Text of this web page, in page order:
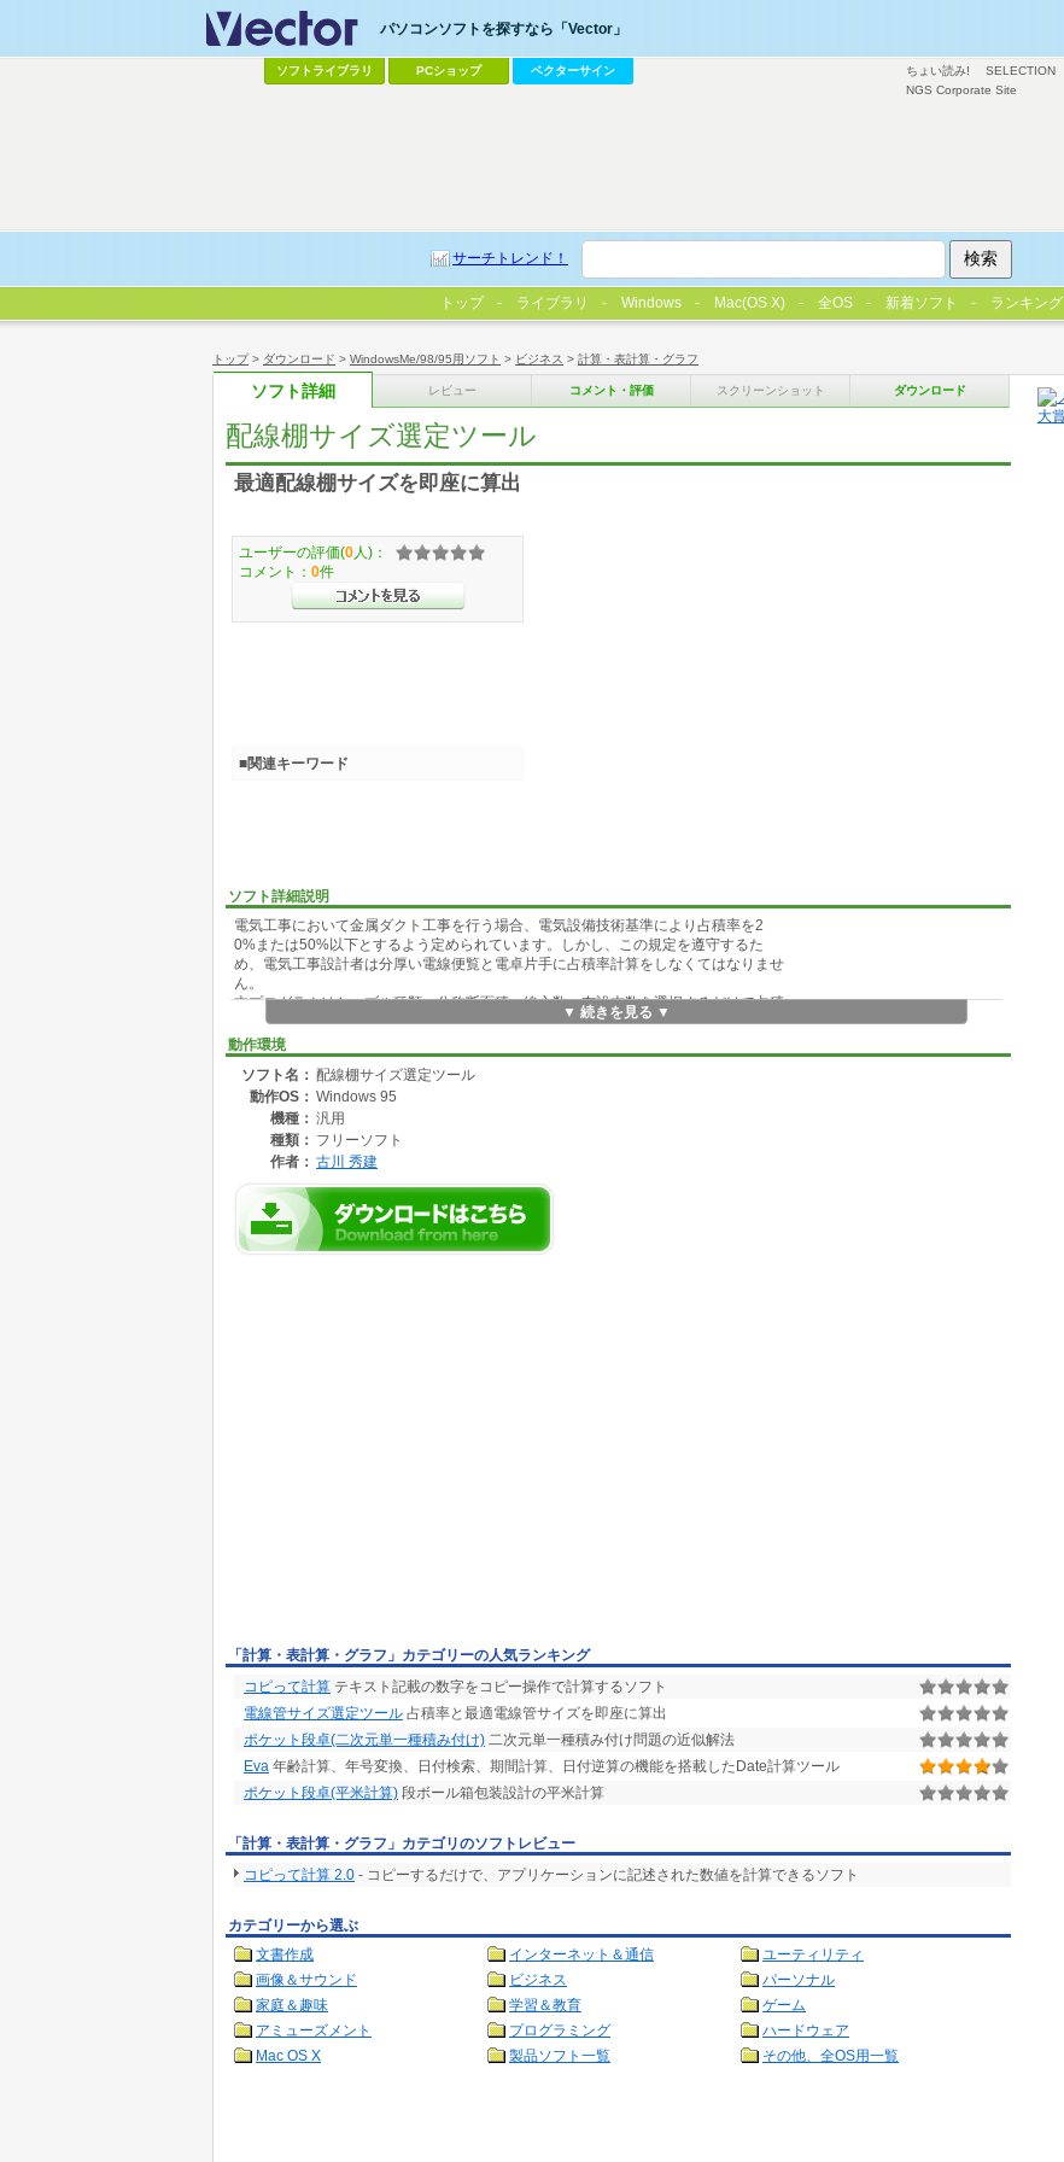
トップ> ダウンロード > WindowsMe/98/95用ソフト > ビジネス > 計算・表計算・グラフ
ソフト詳細 レビュー コメント・評価 スクリーンショット ダウンロード
配線棚サイズ選定ツール
最適配線棚サイズを即座に算出
ソフト詳細説明
電気工事において金属ダクト工事を行う場合、電気設備技術基準により占積率を2
0%または50%以下とするよう定められています。しかし、この規定を遵守するた
め、電気工事設計者は分厚い電線便覧と電卓片手に占積率計算をしなくてはなりませ
ん。
本プログラムはケーブル種類、公称断面積、線心数、布設本数を選択するだけで占積
率ごとの最適配線棚サイズを即座に算出するものです。
▼ 続きを見る ▼
動作環境
ソフト名： 配線棚サイズ選定ツール
動作OS： Windows 95
機種： 汎用
種類： フリーソフト
作者： 古川 秀建
ユーザーの評価(0 人)：
コメント： 0件
■関連キーワード
「計算・表計算・グラフ」カテゴリーの人気ランキング
コピって計算 テキスト記載の数字をコピー操作で計算するソフト
電線管サイズ選定ツール 占積率と最適電線管サイズを即座に算出
ポケット段卓(二次元単一種積み付け) 二次元単一種積み付け問題の近似解法
Eva 年齢計算、年号変換、日付検索、期間計算、日付逆算の機能を搭載したDate計算ツール
ポケット段卓(平米計算) 段ボール箱包装設計の平米計算
「計算・表計算・グラフ」カテゴリのソフトレビュー
コピって計算 2.0 - コピーするだけで、アプリケーションに記述された数値を計算できるソフト
カテゴリーから選ぶ
文書作成
インターネット＆通信
ユーティリティ
画像＆サウンド
ビジネス
パーソナル
家庭＆趣味
学習＆教育
ゲーム
アミューズメント
プログラミング
ハードウェア
Mac OS X
製品ソフト一覧 その他、全OS用一覧
ちょい読み! SELECTION
NGS Corporate Site
パソコンソフトを探すなら「Vector」
ソフトライブラリ PCショップ ベクターサイン
サーチトレンド！
トップ ライブラリ Windows Mac(OS X) 全OS 新着ソフト ランキング